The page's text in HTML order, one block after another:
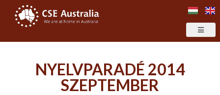
NYELVPARADÉ 2014
SZEPTEMBER